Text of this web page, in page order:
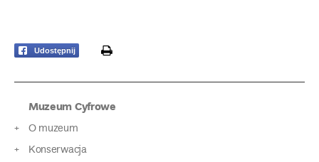
Udostępnij print
Muzeum Cyfrowe
O muzeum
Konserwacja